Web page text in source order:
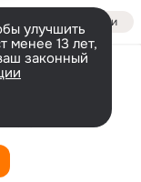
Войти
улучшить
менее 13 лет,
законный